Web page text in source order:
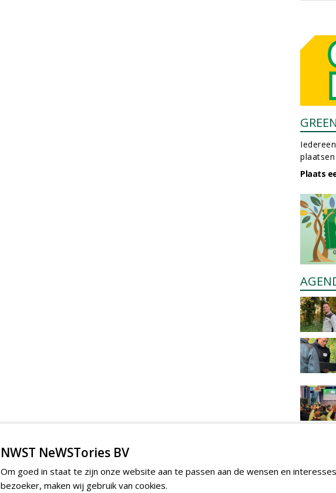
Plaats
NWST NeWSTories BV
Om goed in staat te zijn onze website aan te passen aan de wensen en
bezoeker, maken wij gebruik van cookies.